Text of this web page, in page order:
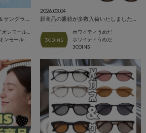
３COINS＋plusイオンモール上尾
3COINS+plus イオンモール上尾店
2026.03.04
ホワイティうめだ
ホワイティうめだ
3COINS